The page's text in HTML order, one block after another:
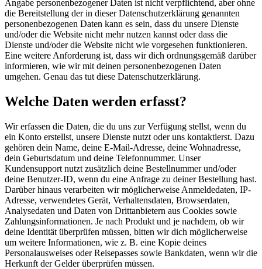
Angabe personenbezogener Daten ist nicht verpflichtend, aber ohne
die Bereitstellung der in dieser Datenschutzerklärung genannten
personenbezogenen Daten kann es sein, dass du unsere Dienste
und/oder die Website nicht mehr nutzen kannst oder dass die
Dienste und/oder die Website nicht wie vorgesehen funktionieren.
Eine weitere Anforderung ist, dass wir dich ordnungsgemäß darüber
informieren, wie wir mit deinen personenbezogenen Daten
umgehen. Genau das tut diese Datenschutzerklärung.
Welche Daten werden erfasst?
Wir erfassen die Daten, die du uns zur Verfügung stellst, wenn du
ein Konto erstellst, unsere Dienste nutzt oder uns kontaktierst. Dazu
gehören dein Name, deine E-Mail-Adresse, deine Wohnadresse,
dein Geburtsdatum und deine Telefonnummer. Unser
Kundensupport nutzt zusätzlich deine Bestellnummer und/oder
deine Benutzer-ID, wenn du eine Anfrage zu deiner Bestellung hast.
Darüber hinaus verarbeiten wir möglicherweise Anmeldedaten, IP-
Adresse, verwendetes Gerät, Verhaltensdaten, Browserdaten,
Analysedaten und Daten von Drittanbietern aus Cookies sowie
Zahlungsinformationen. Je nach Produkt und je nachdem, ob wir
deine Identität überprüfen müssen, bitten wir dich möglicherweise
um weitere Informationen, wie z. B. eine Kopie deines
Personalausweises oder Reisepasses sowie Bankdaten, wenn wir die
Herkunft der Gelder überprüfen müssen.